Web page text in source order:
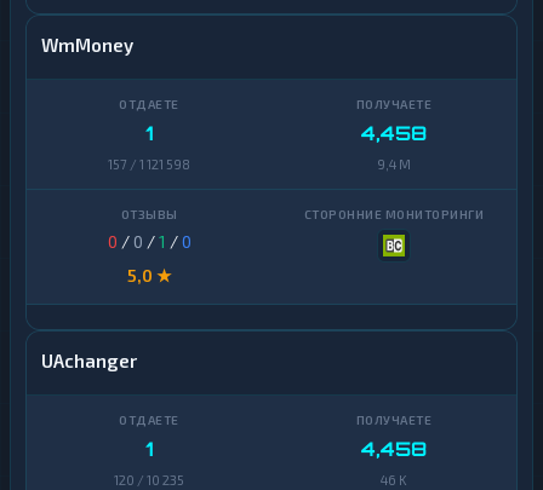
WmMoney
1
157 / 1 121 598
4,458
9,4 M
0 / 0 /1 /0
5,0 ★
UAchanger
1
120 / 10 235
4,458
46 K